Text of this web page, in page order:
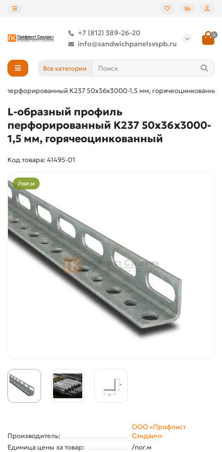
+7 (812) 389-26-20
info@sandwichpanelsvspb.ru
0
Все категории
перфорированный К237 50x36x3000-1,5 мм, горячеоцинкованный
L-образный профиль
перфорированный К237 50x36x3000-
1,5 мм, горячеоцинкованный
Код товара: 41495-01
/пог.м
Производитель:
ООО «Профлист
Сэндвич»
Единица цены за товар:
/пог.м